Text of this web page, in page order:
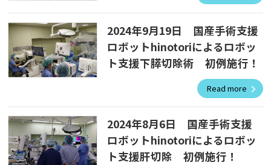
2024年9月19日 国産手術支援
ロボットhinotoriによるロボッ
ト支援下膵切除術 初例施行！
Read more
2024年8月6日 国産手術支援
ロボットhinotoriによるロボッ
ト支援肝切除 初例施行！